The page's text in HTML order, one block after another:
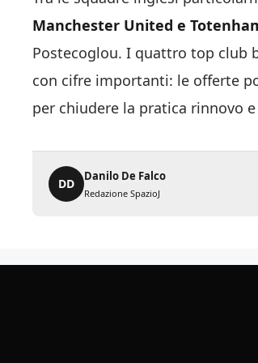
Manchester United e
Postecoglou. I quattro top club
con cifre importanti: le offerte
per chiudere la pratica rinnovo
DD
Danilo De Falco
Redazione SpazioJ